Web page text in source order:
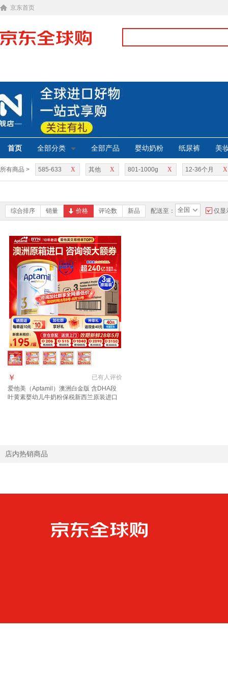
京东首页
首页 全部分类 全部产品 婴幼奶粉 纸尿裤 美
所有商品 > X
585-633 X
其他 X
801-1000g X
12-36个月
综合排序 销量 价格 评论数 新品 配送至： 全国 仅显
已有人评价
￥
爱他美（Aptamil）澳洲白金版 含DHA段
叶黄素婴幼儿牛奶粉保税新西兰原装进口
店内热销商品